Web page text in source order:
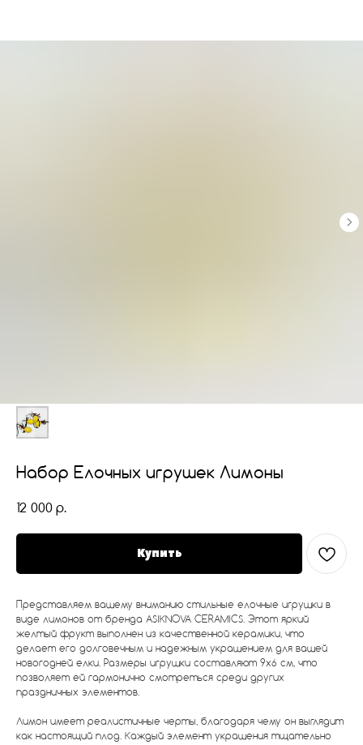
Набор Елочных игрушек Лимоны
12 000 р.
Купить
Представляем вашему вниманию стильные елочные игрушки в
виде лимонов от бренда ASIKNOVA CERAMICS. Этот яркий
желтый фрукт выполнен из качественной керамики, что
делает его долговечным и надежным украшением для вашей
новогодней елки. Размеры игрушки составляют 9х6 см, что
позволяет ей гармонично смотреться среди других
праздничных элементов.
Лимон имеет реалистичные черты, благодаря чему он выглядит
как настоящий плод. Каждый элемент украшения тщательно